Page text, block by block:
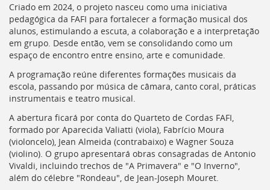
Voltar
para
o
início
deste
menu
[]
Criado em 2024, o projeto nasceu como uma iniciativa
pedagógica da FAFI para fortalecer a formação musical dos
alunos, estimulando a escuta, a colaboração e a interpretação
em grupo. Desde então, vem se consolidando como um
espaço de encontro entre ensino, arte e comunidade.
A programação reúne diferentes formações musicais da
escola, passando por música de câmara, canto coral, práticas
instrumentais e teatro musical.
A abertura ficará por conta do Quarteto de Cordas FAFI,
formado por Aparecida Valiatti (viola), Fabrício Moura
(violoncelo), Jean Almeida (contrabaixo) e Wagner Souza
(violino). O grupo apresentará obras consagradas de Antonio
Vivaldi, incluindo trechos de "A Primavera" e "O Inverno",
além do célebre "Rondeau", de Jean-Joseph Mouret.